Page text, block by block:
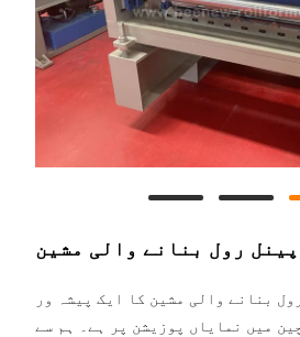
رول بنانے والی مشین
بنانے والی مشین کا ایک پیشہ ور
میں نمایاں پوزیشن پر ہے۔ ہم سے